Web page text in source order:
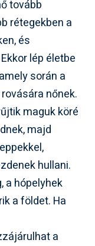
tovább
rétegekben a
és
lép életbe
során a
nőnek.
maguk köré
majd
hullani.
a hópelyhek
a földet. Ha
a